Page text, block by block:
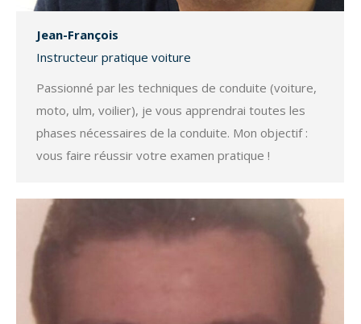
Jean-François
Instructeur pratique voiture
Passionné par les techniques de conduite (voiture,
moto, ulm, voilier), je vous apprendrai toutes les
phases nécessaires de la conduite. Mon objectif :
vous faire réussir votre examen pratique !